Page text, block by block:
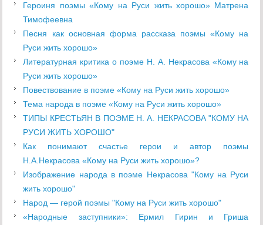
Героиня поэмы «Кому на Руси жить хорошо» Матрена
Тимофеевна
Песня как основная форма рассказа поэмы «Кому на
Руси жить хорошо»
Литературная критика о поэме Н. А. Некрасова «Кому на
Руси жить хорошо»
Повествование в поэме «Кому на Руси жить хорошо»
Тема народа в поэме «Кому на Руси жить хорошо»
ТИПЫ КРЕСТЬЯН В ПОЭМЕ Н. А. НЕКРАСОВА "КОМУ НА
РУСИ ЖИТЬ ХОРОШО"
Как понимают счастье герои и автор поэмы
Н.А.Некрасова «Кому на Руси жить хорошо»?
Изображение народа в поэме Некрасова "Кому на Руси
жить хорошо"
Народ — герой поэмы "Кому на Руси жить хорошо"
«Народные заступники»: Ермил Гирин и Гриша